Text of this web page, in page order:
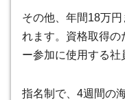
その他、 年間18万円
れます。資格取得の
ー参加に使用する社
指名制で、4週間の